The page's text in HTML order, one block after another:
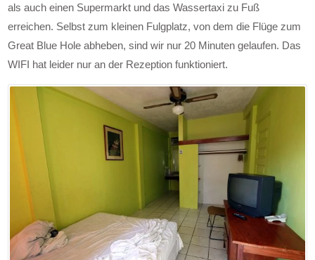
als auch einen Supermarkt und das Wassertaxi zu Fuß
erreichen. Selbst zum kleinen Fulgplatz, von dem die Flüge zum
Great Blue Hole abheben, sind wir nur 20 Minuten gelaufen. Das
WIFI hat leider nur an der Rezeption funktioniert.